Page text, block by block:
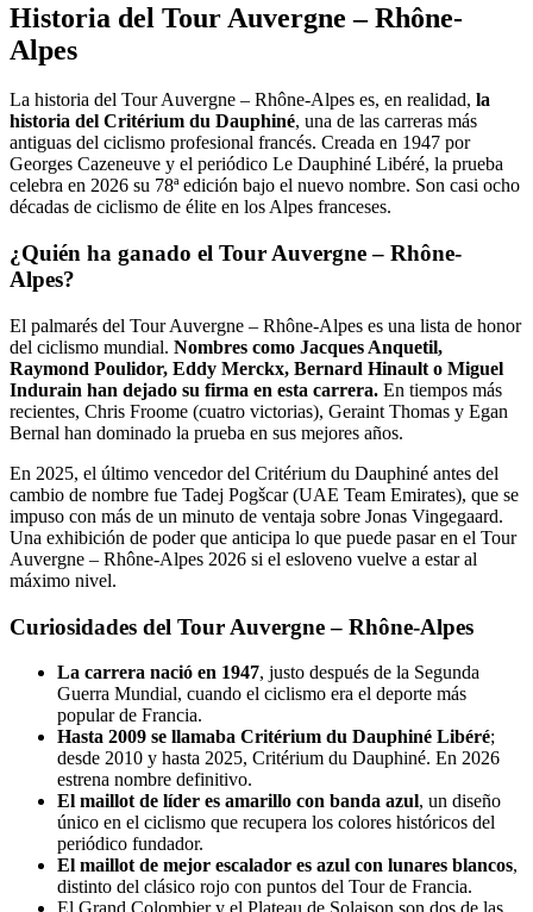
Historia del Tour Auvergne – Rhône-
Alpes
La historia del Tour Auvergne – Rhône-Alpes es, en realidad, la
historia del Critérium du Dauphiné, una de las carreras más
antiguas del ciclismo profesional francés. Creada en 1947 por
Georges Cazeneuve y el periódico Le Dauphiné Libéré, la prueba
celebra en 2026 su 78ª edición bajo el nuevo nombre. Son casi ocho
décadas de ciclismo de élite en los Alpes franceses.
¿Quién ha ganado el Tour Auvergne – Rhône-
Alpes?
El palmarés del Tour Auvergne – Rhône-Alpes es una lista de honor
del ciclismo mundial. Nombres como Jacques Anquetil,
Raymond Poulidor, Eddy Merckx, Bernard Hinault o Miguel
Indurain han dejado su firma en esta carrera. En tiempos más
recientes, Chris Froome (cuatro victorias), Geraint Thomas y Egan
Bernal han dominado la prueba en sus mejores años.
En 2025, el último vencedor del Critérium du Dauphiné antes del
cambio de nombre fue Tadej Pogšcar (UAE Team Emirates), que se
impuso con más de un minuto de ventaja sobre Jonas Vingegaard.
Una exhibición de poder que anticipa lo que puede pasar en el Tour
Auvergne – Rhône-Alpes 2026 si el esloveno vuelve a estar al
máximo nivel.
Curiosidades del Tour Auvergne – Rhône-Alpes
La carrera nació en 1947, justo después de la Segunda
Guerra Mundial, cuando el ciclismo era el deporte más
popular de Francia.
Hasta 2009 se llamaba Critérium du Dauphiné Libéré;
desde 2010 y hasta 2025, Critérium du Dauphiné. En 2026
estrena nombre definitivo.
El maillot de líder es amarillo con banda azul, un diseño
único en el ciclismo que recupera los colores históricos del
periódico fundador.
El maillot de mejor escalador es azul con lunares blancos,
distinto del clásico rojo con puntos del Tour de Francia.